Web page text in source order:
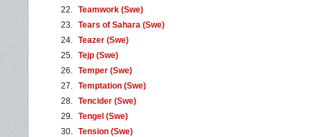
22. Teamwork (Swe)
23. Tears of Sahara (Swe)
24. Teazer (Swe)
25. Tejp (Swe)
26. Temper (Swe)
27. Temptation (Swe)
28. Tencider (Swe)
29. Tengel (Swe)
30. Tension (Swe)